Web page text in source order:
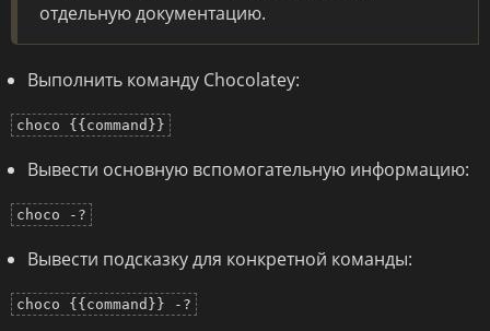
отдельную документацию.
Выполнить команду Chocolatey:
choco {{command}}
Вывести основную вспомогательную информацию:
choco -?
Вывести подсказку для конкретной команды:
choco {{command}} -?